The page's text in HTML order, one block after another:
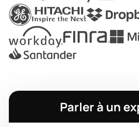
Parler à un